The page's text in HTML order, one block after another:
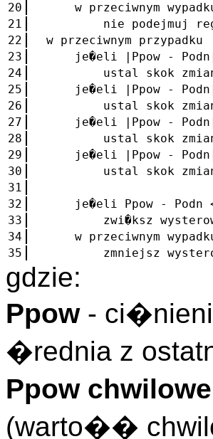
20
w przeciwnym
21
nie podejmuj
22
w przeciwnym przypadku
23
je�eli |Ppow - Podn|
24
ustal skok zmiany
25
je�eli |Ppow - Podn|
26
ustal skok zmiany
27
je�eli |Ppow - Podn|
28
ustal skok zmiany
29
je�eli |Ppow - Podn|
30
ustal skok zmiany
31
32
je�eli Ppow - Podn <
33
zwi�ksz
34
w przeciwnym
35
zmniejsz
gdzie:
Ppow-
�rednia z
Ppow chwilowe
(warto��